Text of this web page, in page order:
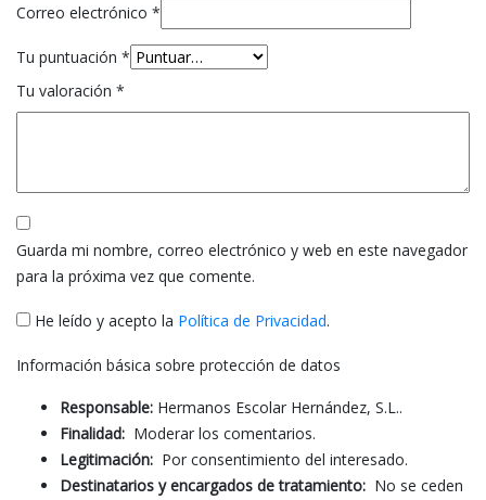
Correo electrónico *
Tu puntuación *
Tu valoración *
Guarda mi nombre, correo electrónico y web en este navegador
para la próxima vez que comente.
He leído y acepto la Política de Privacidad.
Información básica sobre protección de datos
Responsable: Hermanos Escolar Hernández, S.L..
Finalidad: Moderar los comentarios.
Legitimación: Por consentimiento del interesado.
Destinatarios y encargados de tratamiento: No se ceden